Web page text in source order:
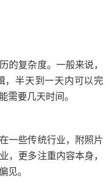
的复杂度。一般来说，
，半天到一天内可以完
需要几天时间。
一些传统行业，附照片
，更多注重内容本身，
见。